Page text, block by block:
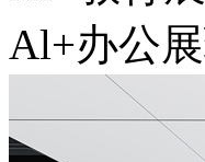
Al+办公展